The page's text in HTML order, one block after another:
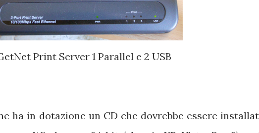
Print Server 1 Parallel e 2 USB
ha in dotazione un CD che dovrebbe essere